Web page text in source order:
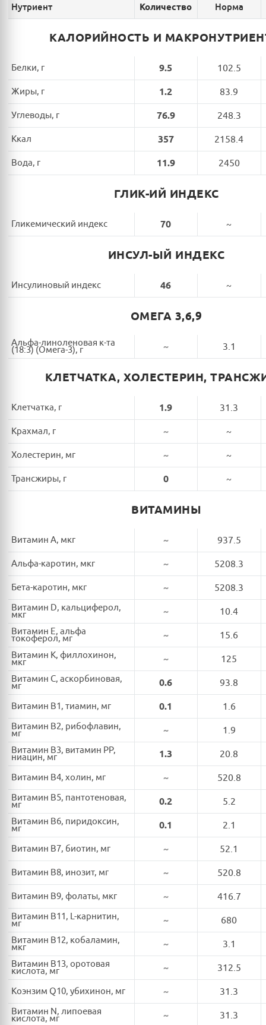
Нутриент Количество Норма
КАЛОРИЙНОСТЬ И
Белки, г 9.5 102.5
Жиры, г 1.2 83.9
Углеводы, г 76.9 248.3
Ккал 357 2158.4
Вода, г 11.9 2450
ГЛИК-ИЙ ИНДЕКС
Гликемический индекс 70 ~
ИНСУЛ-ЫЙ ИНДЕКС
Инсулиновый индекс 46 ~
ОМЕГА 3,6,9
Альфа-линоленовая к-та
(18:3) (Омега-3), г ~ 3.1
КЛЕТЧАТКА, ХОЛЕСТЕРИН,
Клетчатка, г 1.9 31.3
Крахмал, г ~ ~
Холестерин, мг ~ ~
Трансжиры, г 0 ~
ВИТАМИНЫ
Витамин A, мкг ~ 937.5
Альфа-каротин, мкг ~ 5208.3
Бета-каротин, мкг ~ 5208.3
Витамин D, кальциферол,
мкг ~ 10.4
Витамин E, альфа
токоферол, мг ~ 15.6
Витамин K, филлохинон,
мкг ~ 125
Витамин C, аскорбиновая,
мг 0.6 93.8
Витамин B1, тиамин, мг 0.1 1.6
Витамин B2, рибофлавин,
мг ~ 1.9
Витамин B3, витамин PP,
ниацин, мг 1.3 20.8
Витамин B4, холин, мг ~ 520.8
Витамин B5, пантотеновая,
мг 0.2 5.2
Витамин B6, пиридоксин,
мг 0.1 2.1
Витамин B7, биотин, мг ~ 52.1
Витамин B8, инозит, мг ~ 520.8
Витамин B9, фолаты, мкг ~ 416.7
Витамин B11, L-карнитин,
мг ~ 680
Витамин B12, кобаламин,
мкг ~ 3.1
Витамин B13, оротовая
кислота, мг ~ 312.5
Коэнзим Q10, убихинон, мг ~ 31.3
Витамин N, липоевая
кислота, мг ~ 31.3